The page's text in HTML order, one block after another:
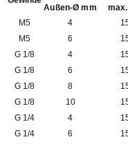
Außen-Ø mm
M5
4
M5
6
G 1/8
4
G 1/8
6
G 1/8
8
G 1/8
10
G 1/4
4
G 1/4
6